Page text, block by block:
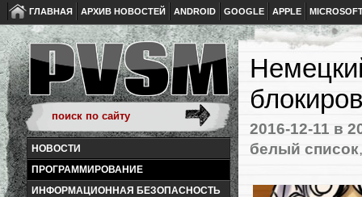
ГЛАВНАЯ АРХИВ НОВОСТЕЙ ANDROID GOOGLE APPLE
НОВОСТИ
ПРОГРАММИРОВАНИЕ
ИНФОРМАЦИОННАЯ БЕЗОПАСНОСТЬ
2016-12-11 в
белый список